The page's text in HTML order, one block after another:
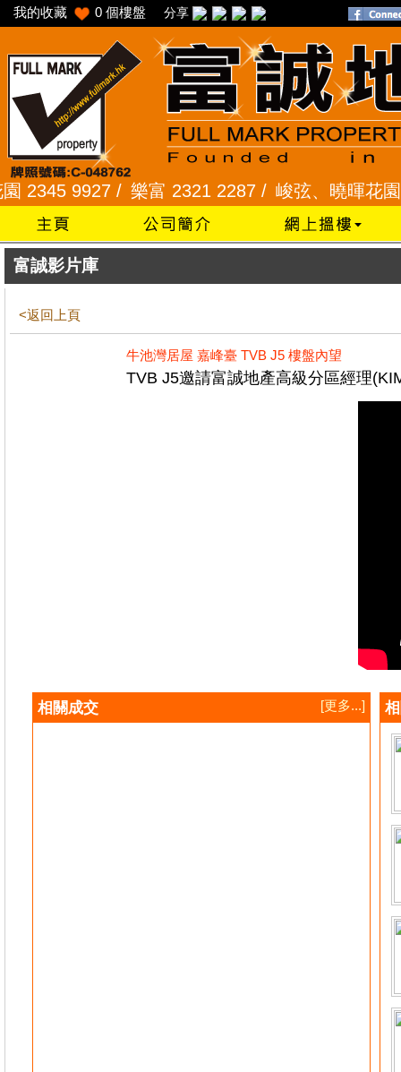
我的收藏 0 個樓盤 分享
9927 /樂富 2321 2287 /峻弦、曉暉花園
富誠影片庫
<返回上頁
牛池灣居屋 嘉峰臺 TVB J5 樓盤內望
TVB J5邀請富誠地產高級分區經理
相關成交 [更多...]